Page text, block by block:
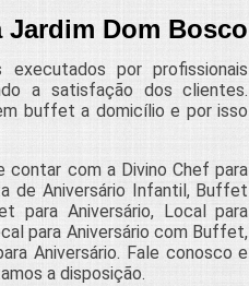
Dom Bosco
por profissionais
a satisfação dos clientes.
buffet a domicílio e por isso
contar com a Divino Chef para
de Aniversário Infantil, Buffet
para Aniversário, Local para
para Aniversário com Buffet,
Aniversário. Fale conosco e
a disposição.